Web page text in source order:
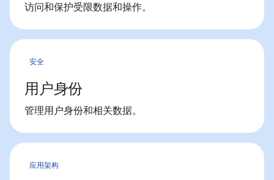
访问和保护受限数据和操作。
安全
用户身份
管理用户身份和相关数据。
应用架构